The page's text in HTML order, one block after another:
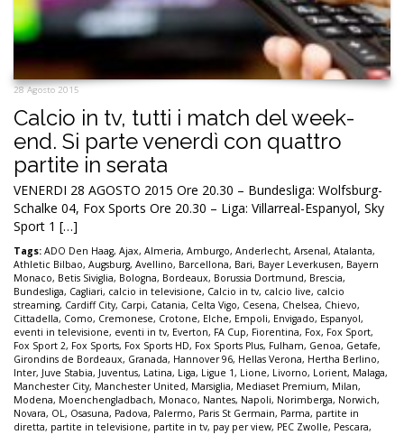
28 Agosto 2015
Calcio in tv, tutti i match del week-
end. Si parte venerdì con quattro
partite in serata
VENERDI 28 AGOSTO 2015 Ore 20.30 – Bundesliga: Wolfsburg-
Schalke 04, Fox Sports Ore 20.30 – Liga: Villarreal-Espanyol, Sky
Sport 1 […]
Tags: ADO Den Haag, Ajax, Almeria, Amburgo, Anderlecht, Arsenal, Atalanta,
Athletic Bilbao, Augsburg, Avellino, Barcellona, Bari, Bayer Leverkusen, Bayern
Monaco, Betis Siviglia, Bologna, Bordeaux, Borussia Dortmund, Brescia,
Bundesliga, Cagliari, calcio in televisione, Calcio in tv, calcio live, calcio
streaming, Cardiff City, Carpi, Catania, Celta Vigo, Cesena, Chelsea, Chievo,
Cittadella, Como, Cremonese, Crotone, Elche, Empoli, Envigado, Espanyol,
eventi in televisione, eventi in tv, Everton, FA Cup, Fiorentina, Fox, Fox Sport,
Fox Sport 2, Fox Sports, Fox Sports HD, Fox Sports Plus, Fulham, Genoa, Getafe,
Girondins de Bordeaux, Granada, Hannover 96, Hellas Verona, Hertha Berlino,
Inter, Juve Stabia, Juventus, Latina, Liga, Ligue 1, Lione, Livorno, Lorient, Malaga,
Manchester City, Manchester United, Marsiglia, Mediaset Premium, Milan,
Modena, Moenchengladbach, Monaco, Nantes, Napoli, Norimberga, Norwich,
Novara, OL, Osasuna, Padova, Palermo, Paris St Germain, Parma, partite in
diretta, partite in televisione, partite in tv, pay per view, PEC Zwolle, Pescara,